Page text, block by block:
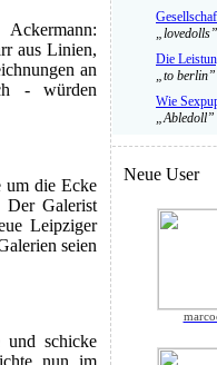
aus Linien,
an
- würden
um die Ecke
Der Galerist
Leipziger
seien
und schicke
nun im
„lovedolls”
Die
„to berlin”
Wie
„Abledoll”
Neue User